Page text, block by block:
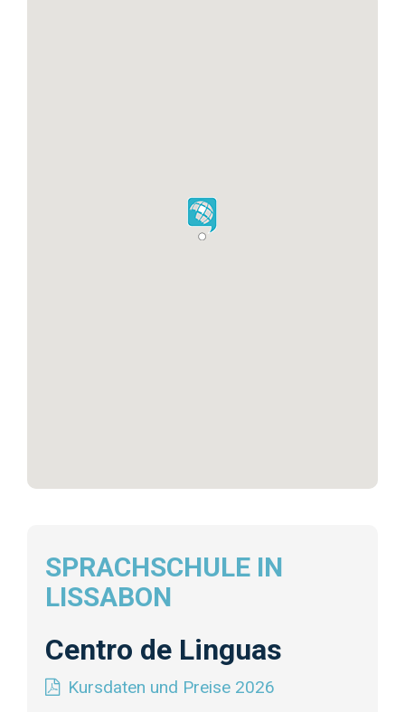
SPRACHSCHULE IN
LISSABON
Centro de Linguas
Kursdaten und Preise 2026